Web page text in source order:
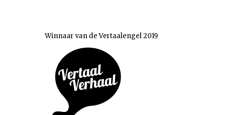
Winnaar van de Vertaalengel 2019